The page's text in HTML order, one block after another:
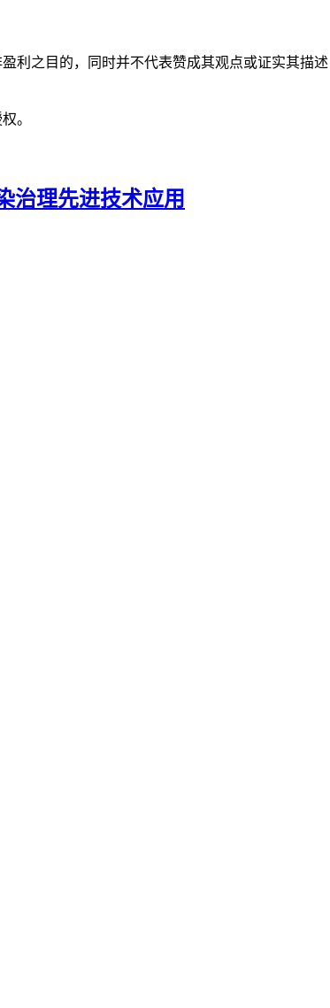
利之目的，同时并不代表赞成其观点或证实其描
。
治理先进技术应用